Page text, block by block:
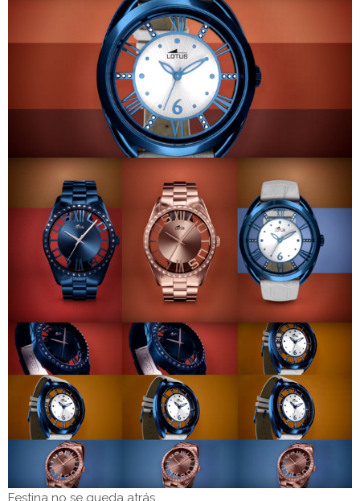
Festina no se queda atrás.